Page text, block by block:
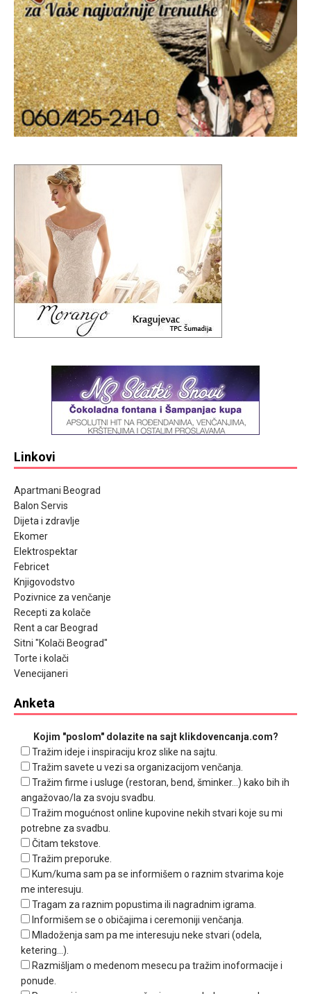
Linkovi
Apartmani Beograd
Balon Servis
Dijeta i zdravlje
Ekomer
Elektrospektar
Febricet
Knjigovodstvo
Pozivnice za venčanje
Recepti za kolače
Rent a car Beograd
Sitni "Kolači Beograd"
Torte i kolači
Venecijaneri
Anketa
Kojim "poslom" dolazite na sajt klikdovencanja.com?
Tražim ideje i inspiraciju kroz slike na sajtu.
Tražim savete u vezi sa organizacijom venčanja.
Tražim firme i usluge (restoran, bend, šminker...) kako bih ih
angažovao/la za svoju svadbu.
Tražim mogućnost online kupovine nekih stvari koje su mi
potrebne za svadbu.
Čitam tekstove.
Tražim preporuke.
Kum/kuma sam pa se informišem o raznim stvarima koje
me interesuju.
Tragam za raznim popustima ili nagradnim igrama.
Informišem se o običajima i ceremoniji venčanja.
Mladoženja sam pa me interesuju neke stvari (odela,
ketering...).
Razmišljam o medenom mesecu pa tražim inoformacije i
ponude.